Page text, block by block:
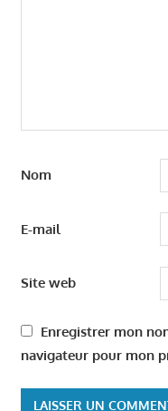
Nom
E-mail
Site web
Enregistrer mon
navigateur pour mon